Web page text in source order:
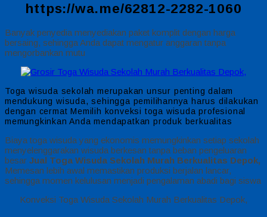
https://wa.me/62812-2282-1060
Banyak penyedia menyediakan paket komplit dengan harga
bersaing, sehingga Anda dapat mengatur anggaran tanpa
mengorbankan mutu
Toga wisuda sekolah merupakan unsur penting dalam
mendukung wisuda, sehingga pemilihannya harus dilakukan
dengan cermatMemilih konveksi toga wisuda profesional
memungkinkan Anda mendapatkan produk berkualitas
Biaya toga wisuda yang ekonomis memungkinkan setiap sekolah
menyelenggarakan wisuda berkesan tanpa beban pengeluaran
besar Jual Toga Wisuda Sekolah Murah Berkualitas Depok,
Memesan lebih awal memastikan produksi berjalan lancar,
sehingga momen kelulusan menjadi pengalaman abadi bagi siswa
Konveksi Toga Wisuda Sekolah Murah Berkualitas Depok,